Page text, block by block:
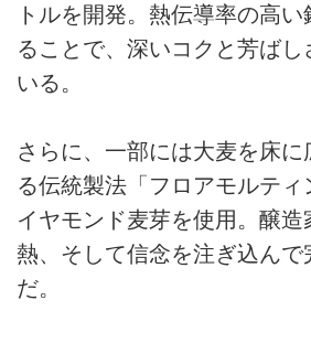
トルを開発。熱伝導率の高
ることで、深いコクと芳ばし
いる。
さらに、一部には大麦を床に
る伝統製法「フロアモルテ
イヤモンド麦芽を使用。醸
熱、そして信念を注ぎ込んで
だ。